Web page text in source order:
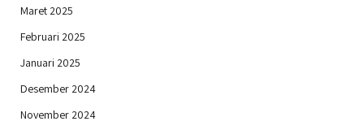
Maret 2025
Februari 2025
Januari 2025
Desember 2024
November 2024